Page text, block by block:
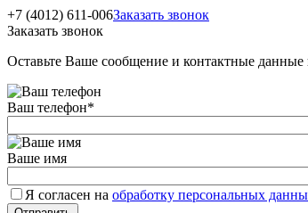
+7 (4012) 611-006Заказать звонок
Заказать звонок
Оставьте Ваше сообщение и контактные
Ваш телефон*
Ваше имя
Я согласен на обработку персональных